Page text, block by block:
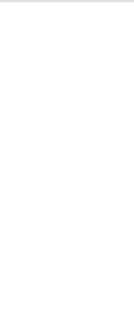
Perkuat Kerja
Mengawal